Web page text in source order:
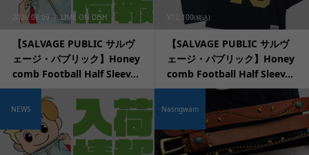
2026.08.09 LIME ON DISH
【SALVAGE PUBLIC サルヴ
ェージ・パブリック】Honey
comb Football Half Sleev...
¥12,100(税込)
【SALVAGE PUBLIC サルヴ
ェージ・パブリック】Honey
comb Football Half Sleev...
NEWS Nasngwam